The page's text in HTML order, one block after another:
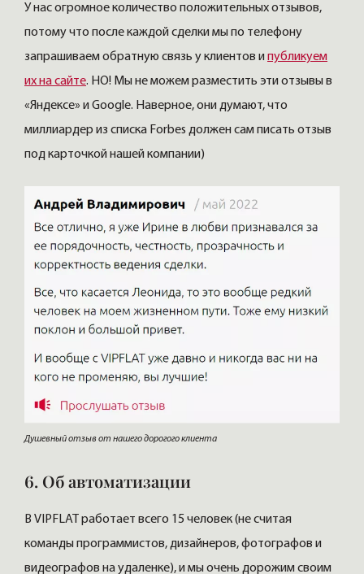
У нас огромное количество положительных отзывов,
потому что после каждой сделки мы по телефону
запрашиваем обратную связь у клиентов ипубликуем
их на сайте. НО! Мы не можем разместить эти отзывы в
«Яндексе» и Google. Наверное, они думают, что
миллиардер из списка Forbes должен сам писать отзыв
под карточкой нашей компании)
Душевный отзыв от нашего дорогого клиента
6. Об автоматизации
В VIPFLAT работает всего 15 человек (не считая
команды программистов, дизайнеров, фотографов и
видеографов на удаленке), и мы очень дорожим своим